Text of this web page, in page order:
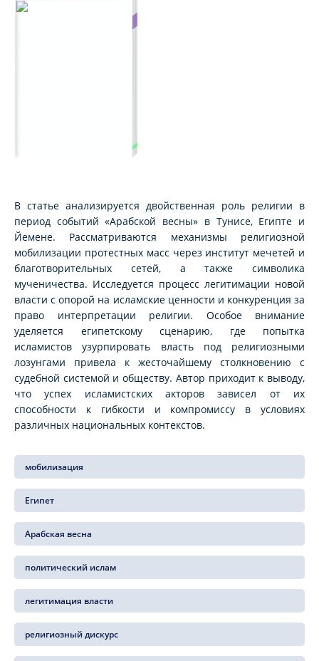
В статье анализируется двойственная роль религии в
период событий «Арабской весны» в Тунисе, Египте и
Йемене. Рассматриваются механизмы религиозной
мобилизации протестных масс через институт мечетей и
благотворительных сетей, а также символика
мученичества. Исследуется процесс легитимации новой
власти с опорой на исламские ценности и конкуренция за
право интерпретации религии. Особое внимание
уделяется египетскому сценарию, где попытка
исламистов узурпировать власть под религиозными
лозунгами привела к жесточайшему столкновению с
судебной системой и обществу. Автор приходит к выводу,
что успех исламистских акторов зависел от их
способности к гибкости и компромиссу в условиях
различных национальных контекстов.
мобилизация
Египет
Арабская весна
политический ислам
легитимация власти
религиозный дискурс